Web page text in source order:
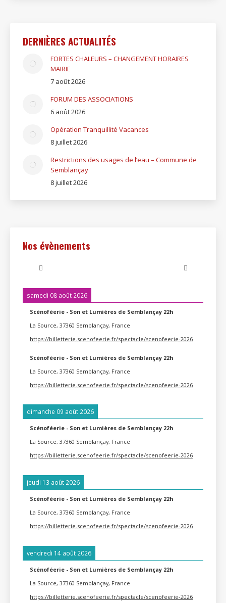
window
DERNIÈRES ACTUALITÉS
FORTES CHALEURS – CHANGEMENT HORAIRES
MAIRIE
7 août 2026
FORUM DES ASSOCIATIONS
6 août 2026
Opération Tranquillité Vacances
8 juillet 2026
Restrictions des usages de l’eau – Commune de
Semblançay
8 juillet 2026
Nos évènements
samedi 08 août 2026
Scénoféerie - Son et Lumières de Semblançay 22h
La Source, 37360 Semblançay, France
https://billetterie.scenofeerie.fr/spectacle/scenofeerie-2026
Scénoféerie - Son et Lumières de Semblançay 22h
La Source, 37360 Semblançay, France
https://billetterie.scenofeerie.fr/spectacle/scenofeerie-2026
dimanche 09 août 2026
Scénoféerie - Son et Lumières de Semblançay 22h
La Source, 37360 Semblançay, France
https://billetterie.scenofeerie.fr/spectacle/scenofeerie-2026
jeudi 13 août 2026
Scénoféerie - Son et Lumières de Semblançay 22h
La Source, 37360 Semblançay, France
https://billetterie.scenofeerie.fr/spectacle/scenofeerie-2026
vendredi 14 août 2026
Scénoféerie - Son et Lumières de Semblançay 22h
La Source, 37360 Semblançay, France
https://billetterie.scenofeerie.fr/spectacle/scenofeerie-2026